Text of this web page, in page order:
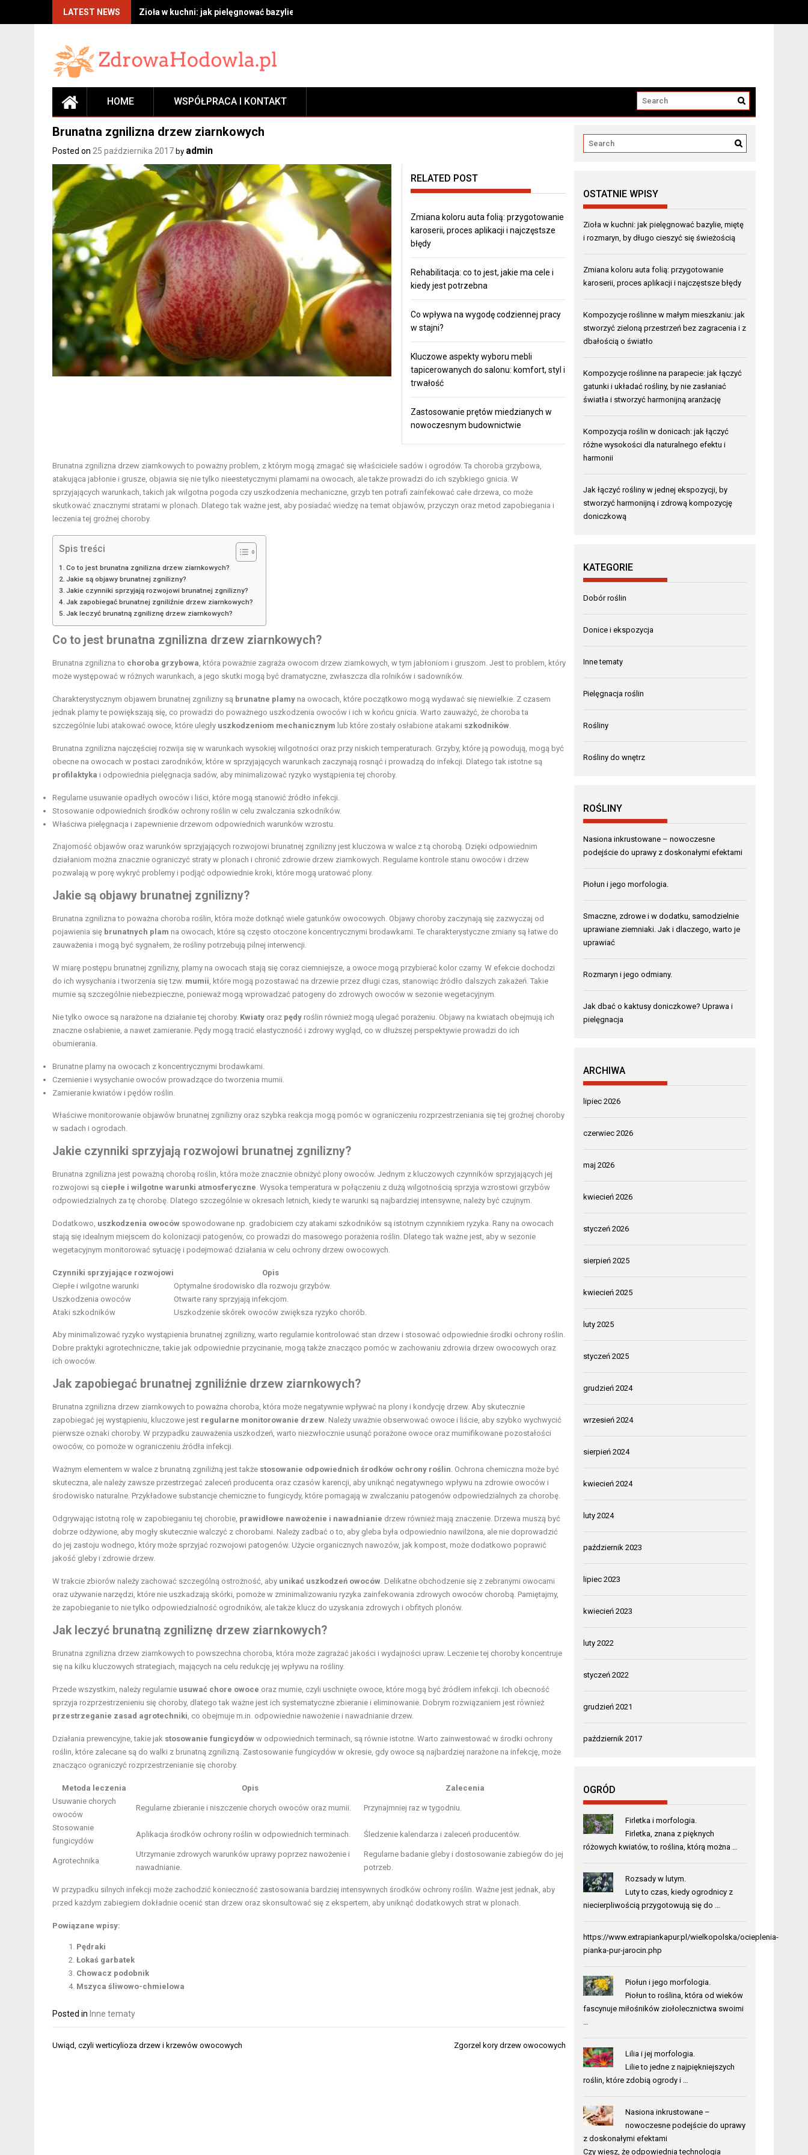
LATEST NEWS Zioła w kuchni: jak pielęgnować bazylie, miętę i rozmaryn, by długo cieszyć się świeżością
HOME WSPÓŁPRACA I KONTAKT
Brunatna zgnilizna drzew ziarnkowych
Posted on 25 października 2017 by admin
RELATED POST
Zmiana koloru auta folią: przygotowanie
karoserii, proces aplikacji i najczęstsze
błędy
Rehabilitacja: co to jest, jakie ma cele i
kiedy jest potrzebna
Co wpływa na wygodę codziennej pracy
w stajni?
Kluczowe aspekty wyboru mebli
tapicerowanych do salonu: komfort, styl i
trwałość
Zastosowanie prętów miedzianych w
nowoczesnym budownictwie
Brunatna zgnilizna drzew ziarnkowych to poważny problem, z którym mogą zmagać się właściciele sadów i ogrodów. Ta choroba grzybowa,
atakująca jabłonie i grusze, objawia się nie tylko nieestetycznymi plamami na owocach, ale także prowadzi do ich szybkiego gnicia. W
sprzyjających warunkach, takich jak wilgotna pogoda czy uszkodzenia mechaniczne, grzyb ten potrafi zainfekować całe drzewa, co może
skutkować znacznymi stratami w plonach. Dlatego tak ważne jest, aby posiadać wiedzę na temat objawów, przyczyn oraz metod zapobiegania i
leczenia tej groźnej choroby.
Spis treści
Co to jest brunatna zgnilizna drzew ziarnkowych?
Jakie są objawy brunatnej zgnilizny?
Jakie czynniki sprzyjają rozwojowi brunatnej zgnilizny?
Jak zapobiegać brunatnej zgniliźnie drzew ziarnkowych?
Jak leczyć brunatną zgniliznę drzew ziarnkowych?
Co to jest brunatna zgnilizna drzew ziarnkowych?
Brunatna zgnilizna to choroba grzybowa , która poważnie zagraża owocom drzew ziarnkowych, w tym jabłoniom i gruszom. Jest to problem, który
może występować w różnych warunkach, a jego skutki mogą być dramatyczne, zwłaszcza dla rolników i sadowników.
Charakterystycznym objawem brunatnej zgnilizny są brunatne plamy na owocach, które początkowo mogą wydawać się niewielkie. Z czasem
jednak plamy te powiększają się, co prowadzi do poważnego uszkodzenia owoców i ich w końcu gnicia. Warto zauważyć, że choroba ta
szczególnie lubi atakować owoce, które uległy uszkodzeniom mechanicznym lub które zostały osłabione atakami szkodników
Brunatna zgnilizna najczęściej rozwija się w warunkach wysokiej wilgotności oraz przy niskich temperaturach. Grzyby, które ją powodują, mogą być
obecne na owocach w postaci zarodników, które w sprzyjających warunkach zaczynają rosnąć i prowadzą do infekcji. Dlatego tak istotne są
profilaktyka i odpowiednia pielęgnacja sadów, aby minimalizować ryzyko wystąpienia tej choroby.
Regularne usuwanie opadłych owoców i liści, które mogą stanowić źródło infekcji.
Stosowanie odpowiednich środków ochrony roślin w celu zwalczania szkodników.
Właściwa pielęgnacja i zapewnienie drzewom odpowiednich warunków wzrostu.
Znajomość objawów oraz warunków sprzyjających rozwojowi brunatnej zgnilizny jest kluczowa w walce z tą chorobą. Dzięki odpowiednim
działaniom można znacznie ograniczyć straty w plonach i chronić zdrowie drzew ziarnkowych. Regularne kontrole stanu owoców i drzew
pozwalają w porę wykryć problemy i podjąć odpowiednie kroki, które mogą uratować plony.
Jakie są objawy brunatnej zgnilizny?
Brunatna zgnilizna to poważna choroba roślin, która może dotknąć wiele gatunków owocowych. Objawy choroby zaczynają się zazwyczaj od
pojawienia się brunatnych plam na owocach, które są często otoczone koncentrycznymi brodawkami. Te charakterystyczne zmiany są łatwe do
zauważenia i mogą być sygnałem, że rośliny potrzebują pilnej interwencji.
W miarę postępu brunatnej zgnilizny, plamy na owocach stają się coraz ciemniejsze, a owoce mogą przybierać kolor czarny. W efekcie dochodzi
do ich wysychania i tworzenia się tzw. mumii , które mogą pozostawać na drzewie przez długi czas, stanowiąc źródło dalszych zakażeń. Takie
mumie są szczególnie niebezpieczne, ponieważ mogą wprowadzać patogeny do zdrowych owoców w sezonie wegetacyjnym.
Nie tylko owoce są narażone na działanie tej choroby. Kwiaty oraz pędy roślin również mogą ulegać porażeniu. Objawy na kwiatach obejmują ich
znaczne osłabienie, a nawet zamieranie. Pędy mogą tracić elastyczność i zdrowy wygląd, co w dłuższej perspektywie prowadzi do ich
obumierania.
Brunatne plamy na owocach z koncentrycznymi brodawkami.
Czernienie i wysychanie owoców prowadzące do tworzenia mumii.
Zamieranie kwiatów i pędów roślin.
Właściwe monitorowanie objawów brunatnej zgnilizny oraz szybka reakcja mogą pomóc w ograniczeniu rozprzestrzeniania się tej groźnej choroby
w sadach i ogrodach.
Jakie czynniki sprzyjają rozwojowi brunatnej zgnilizny?
Brunatna zgnilizna jest poważną chorobą roślin, która może znacznie obniżyć plony owoców. Jednym z kluczowych czynników sprzyjających jej
rozwojowi są ciepłe i wilgotne warunki atmosferyczne . Wysoka temperatura w połączeniu z dużą wilgotnością sprzyja wzrostowi grzybów
odpowiedzialnych za tę chorobę. Dlatego szczególnie w okresach letnich, kiedy te warunki są najbardziej intensywne, należy być czujnym.
Dodatkowo, uszkodzenia owoców spowodowane np. gradobiciem czy atakami szkodników są istotnym czynnikiem ryzyka. Rany na owocach
stają się idealnym miejscem do kolonizacji patogenów, co prowadzi do masowego porażenia roślin. Dlatego tak ważne jest, aby w sezonie
wegetacyjnym monitorować sytuację i podejmować działania w celu ochrony drzew owocowych.
Czynniki sprzyjające rozwojowi
Opis
Ciepłe i wilgotne warunki
Optymalne środowisko dla rozwoju grzybów.
Uszkodzenia owoców
Otwarte rany sprzyjają infekcjom.
Ataki szkodników
Uszkodzenie skórek owoców zwiększa ryzyko chorób.
Aby minimalizować ryzyko wystąpienia brunatnej zgnilizny, warto regularnie kontrolować stan drzew i stosować odpowiednie środki ochrony roślin.
Dobre praktyki agrotechniczne, takie jak odpowiednie przycinanie, mogą także znacząco pomóc w zachowaniu zdrowia drzew owocowych oraz
ich owoców.
Jak zapobiegać brunatnej zgniliźnie drzew ziarnkowych?
Brunatna zgnilizna drzew ziarnkowych to poważna choroba, która może negatywnie wpływać na plony i kondycję drzew. Aby skutecznie
zapobiegać jej wystąpieniu, kluczowe jest regularne monitorowanie drzew . Należy uważnie obserwować owoce i liście, aby szybko wychwycić
pierwsze oznaki choroby. W przypadku zauważenia uszkodzeń, warto niezwłocznie usunąć porażone owoce oraz mumifikowane pozostałości
owoców, co pomoże w ograniczeniu źródła infekcji.
Ważnym elementem w walce z brunatną zgniliźną jest także stosowanie odpowiednich środków ochrony roślin . Ochrona chemiczna może być
skuteczna, ale należy zawsze przestrzegać zaleceń producenta oraz czasów karencji, aby uniknąć negatywnego wpływu na zdrowie owoców i
środowisko naturalne. Przykładowe substancje chemiczne to fungicydy, które pomagają w zwalczaniu patogenów odpowiedzialnych za chorobę.
Odgrywając istotną rolę w zapobieganiu tej chorobie, prawidłowe nawożenie i nawadnianie drzew również mają znaczenie. Drzewa muszą być
dobrze odżywione, aby mogły skutecznie walczyć z chorobami. Należy zadbać o to, aby gleba była odpowiednio nawilżona, ale nie doprowadzić
do jej zastoju wodnego, który może sprzyjać rozwojowi patogenów. Użycie organicznych nawozów, jak kompost, może dodatkowo poprawić
jakość gleby i zdrowie drzew.
W trakcie zbiorów należy zachować szczególną ostrożność, aby unikać uszkodzeń owoców . Delikatne obchodzenie się z zebranymi owocami
oraz używanie narzędzi, które nie uszkadzają skórki, pomoże w zminimalizowaniu ryzyka zainfekowania zdrowych owoców chorobą. Pamiętajmy,
że zapobieganie to nie tylko odpowiedzialność ogrodników, ale także klucz do uzyskania zdrowych i obfitych plonów.
Jak leczyć brunatną zgniliznę drzew ziarnkowych?
Brunatna zgnilizna drzew ziarnkowych to powszechna choroba, która może zagrażać jakości i wydajności upraw. Leczenie tej choroby koncentruje
się na kilku kluczowych strategiach, mających na celu redukcję jej wpływu na rośliny.
Przede wszystkim, należy regularnie usuwać chore owoce oraz mumie, czyli uschnięte owoce, które mogą być źródłem infekcji. Ich obecność
sprzyja rozprzestrzenieniu się choroby, dlatego tak ważne jest ich systematyczne zbieranie i eliminowanie. Dobrym rozwiązaniem jest również
przestrzeganie zasad agrotechniki , co obejmuje m.in. odpowiednie nawożenie i nawadnianie drzew.
Działania prewencyjne, takie jak stosowanie fungicydów w odpowiednich terminach, są równie istotne. Warto zainwestować w środki ochrony
roślin, które zalecane są do walki z brunatną zgnilizną. Zastosowanie fungicydów w okresie, gdy owoce są najbardziej narażone na infekcję, może
znacząco ograniczyć rozprzestrzenianie się choroby.
Metoda leczenia Opis
Zalecenia
Usuwanie chorych
owoców
Regularne zbieranie i niszczenie chorych owoców oraz mumii. Przynajmniej raz w tygodniu.
Stosowanie
fungicydów
Aplikacja środków ochrony roślin w odpowiednich terminach. Śledzenie kalendarza i zaleceń producentów.
Agrotechnika
Utrzymanie zdrowych warunków uprawy poprzez nawożenie i
nawadnianie.
Regularne badanie gleby i dostosowanie zabiegów do jej
potrzeb.
W przypadku silnych infekcji może zachodzić konieczność zastosowania bardziej intensywnych środków ochrony roślin. Ważne jest jednak, aby
przed każdym zabiegiem dokładnie ocenić stan drzew oraz skonsultować się z ekspertem, aby uniknąć dodatkowych strat w plonach.
Powiązane wpisy:
Pędraki
Łokaś garbatek
Chowacz podobnik
Mszyca śliwowo-chmielowa
Posted in Inne tematy
Nawigacja
Uwiąd, czyli werticylioza drzew i krzewów owocowych Zgorzel kory drzew owocowych
OSTATNIE WPISY
Zioła w kuchni: jak pielęgnować bazylie, miętę
i rozmaryn, by długo cieszyć się świeżością
Zmiana koloru auta folią: przygotowanie
karoserii, proces aplikacji i najczęstsze błędy
Kompozycje roślinne w małym mieszkaniu: jak
stworzyć zieloną przestrzeń bez zagracenia i z
dbałością o światło
Kompozycje roślinne na parapecie: jak łączyć
gatunki i układać rośliny, by nie zasłaniać
światła i stworzyć harmonijną aranżację
Kompozycja roślin w donicach: jak łączyć
różne wysokości dla naturalnego efektu i
harmonii
Jak łączyć rośliny w jednej ekspozycji, by
stworzyć harmonijną i zdrową kompozycję
doniczkową
KATEGORIE
Dobór roślin
Donice i ekspozycja
Inne tematy
Pielęgnacja roślin
Rośliny
Rośliny do wnętrz
ROŚLINY
Nasiona inkrustowane – nowoczesne
podejście do uprawy z doskonałymi efektami
Piołun i jego morfologia.
Smaczne, zdrowe i w dodatku, samodzielnie
uprawiane ziemniaki. Jak i dlaczego, warto je
uprawiać
Rozmaryn i jego odmiany.
Jak dbać o kaktusy doniczkowe? Uprawa i
pielęgnacja
ARCHIWA
lipiec 2026
czerwiec 2026
maj 2026
kwiecień 2026
styczeń 2026
sierpień 2025
kwiecień 2025
luty 2025
styczeń 2025
grudzień 2024
wrzesień 2024
sierpień 2024
kwiecień 2024
luty 2024
październik 2023
lipiec 2023
kwiecień 2023
luty 2022
styczeń 2022
grudzień 2021
październik 2017
OGRÓD
Firletka i morfologia.
Firletka, znana z pięknych
różowych kwiatów, to roślina, którą można …
Rozsady w lutym.
Luty to czas, kiedy ogrodnicy z
niecierpliwością przygotowują się do …
https://www.extrapiankapur.pl/wielkopolska/ocieplenia-
pianka-pur-jarocin.php
Piołun i jego morfologia.
Piołun to roślina, która od wieków
fascynuje miłośników ziołolecznictwa swoimi
Lilia i jej morfologia.
Lilie to jedne z najpiękniejszych
roślin, które zdobią ogrody i …
Nasiona inkrustowane –
nowoczesne podejście do uprawy
z doskonałymi efektami
Czy wiesz, że odpowiednia technologia